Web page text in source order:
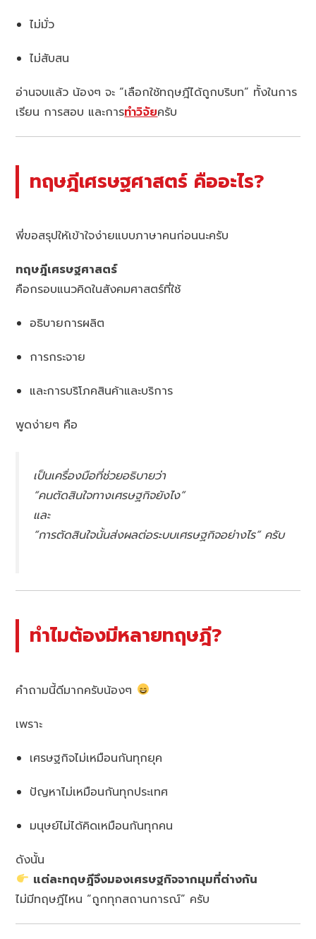
ไม่มั่ว
ไม่สับสน
อ่านจบแล้ว น้องๆ จะ “เลือกใช้ทฤษฎีได้ถูกบริบท” ทั้งในการ
เรียน การสอบ และการทำวิจัยครับ
ทฤษฎีเศรษฐศาสตร์ คืออะไร?
พี่ขอสรุปให้เข้าใจง่ายแบบภาษาคนก่อนนะครับ
ทฤษฎีเศรษฐศาสตร์
คือกรอบแนวคิดในสังคมศาสตร์ที่ใช้
อธิบายการผลิต
การกระจาย
และการบริโภคสินค้าและบริการ
พูดง่ายๆ คือ
เป็นเครื่องมือที่ช่วยอธิบายว่า
“คนตัดสินใจทางเศรษฐกิจยังไง”
และ
“การตัดสินใจนั้นส่งผลต่อระบบเศรษฐกิจอย่างไร” ครับ
ทำไมต้องมีหลายทฤษฎี?
คำถามนี้ดีมากครับน้องๆ
เพราะ
เศรษฐกิจไม่เหมือนกันทุกยุค
ปัญหาไม่เหมือนกันทุกประเทศ
มนุษย์ไม่ได้คิดเหมือนกันทุกคน
ดังนั้น
แต่ละทฤษฎีจึงมองเศรษฐกิจจากมุมที่ต่างกัน
ไม่มีทฤษฎีไหน “ถูกทุกสถานการณ์” ครับ